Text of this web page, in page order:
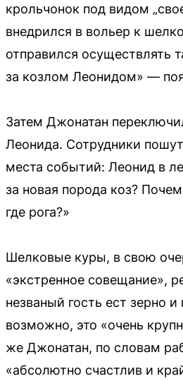
крольчонок под видом
внедрился в вольер к
отправился осуществлять
за козлом Леонидом» —
Затем Джонатан
Леонида. Сотрудники
места событий: Леонид в
за новая порода коз?
где рога?»
Шелковые куры, в свою
«экстренное совещание»,
незваный гость ест зерно и
возможно, это «очень
же Джонатан, по словам
«абсолютно счастлив и